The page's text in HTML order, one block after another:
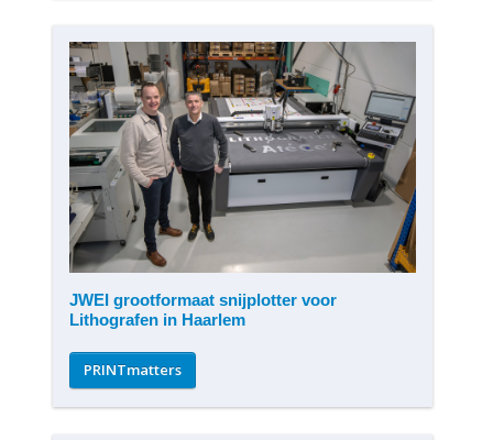
JWEI grootformaat snijplotter voor
Lithografen in Haarlem
PRINTmatters